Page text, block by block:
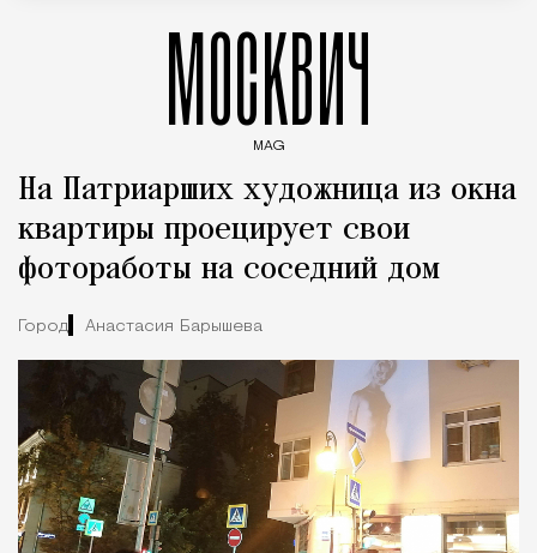
МОСКВИЧ
MAG
На Патриарших художница из окна
квартиры проецирует свои
фотоработы на соседний дом
Город Анастасия Барышева